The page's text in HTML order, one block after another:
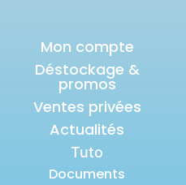
Mon compte
Déstockage &
promos
Ventes privées
Actualités
Tuto
Documents